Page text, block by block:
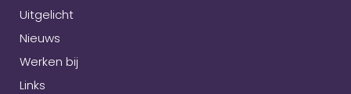
Uitgelicht
Nieuws
Werken bij
Links